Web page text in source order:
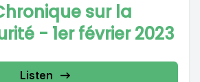
sur la
- 1er février 2023
Listen